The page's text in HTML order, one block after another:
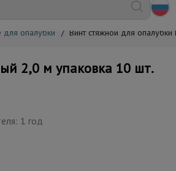
для опалубки / Винт стяжной для
2,0 м упаковка 10 шт.
1 год